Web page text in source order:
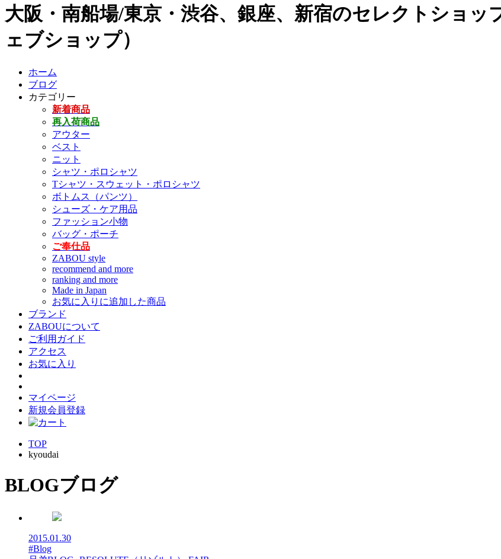
大阪・南船場/東京・渋谷、銀座、新宿のセレクトショッ
ェブショップ）
ホーム
ブログ
カテゴリー
新着商品
再入荷商品
アウター
ベスト
ニット
シャツ・ポロシャツ
Tシャツ・スウェット・ポロシャツ
ボトムス（パンツ）
シューズ・ケア用品
ファッション小物
バッグ・ポーチ
ご奉仕品
ZABOU style
recommend and more
ranking and more
Made in Japan
お気に入りに追加した商品
ブランド
ZABOUについて
ご利用ガイド
アクセス
お気に入り
マイページ
新規会員登録
TOP
kyoudai
BLOGブログ
2015.01.30
#Blog